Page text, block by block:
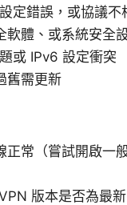
定錯誤，或協議不
軟體、或系統安全
或 IPv6 設定衝突
舊需更新
正常（嘗試開啟一
版本是否為最新